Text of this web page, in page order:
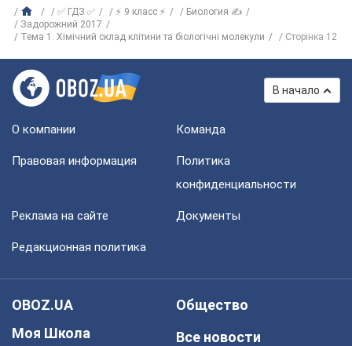
✅ ГДЗ ✅ ⚡ 9 класс ⚡
Биология ✍
Задорожний 2017
Тема 1. Хімічний склад клітини та біологічні молекули
Сторінка 12
В начало
О компании Команда
Правовая информация
Политика
конфиденциальности
Реклама на сайте Документы
Редакционная политика
OBOZ.UA
Моя Школа
Общество
Все новости